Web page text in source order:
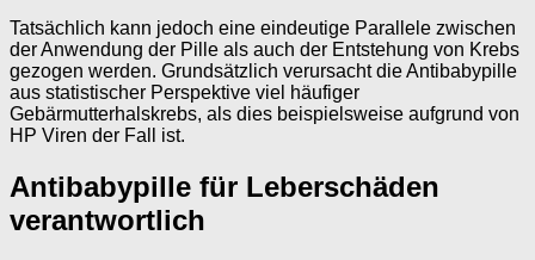
Tatsächlich kann jedoch eine eindeutige Parallele zwischen
der Anwendung der Pille als auch der Entstehung von Krebs
gezogen werden. Grundsätzlich verursacht die Antibabypille
aus statistischer Perspektive viel häufiger
Gebärmutterhalskrebs, als dies beispielsweise aufgrund von
HP Viren der Fall ist.
Antibabypille für Leberschäden
verantwortlich